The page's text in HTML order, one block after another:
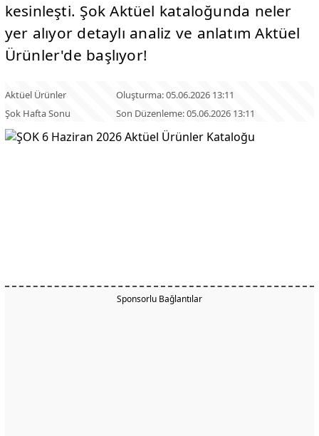
kesinleşti. Şok Aktüel kataloğunda neler
yer alıyor detaylı analiz ve anlatım Aktüel
Ürünler'de başlıyor!
Aktüel Ürünler
Şok Hafta Sonu
Oluşturma: 05.06.2026 13:11
Son Düzenleme: 05.06.2026 13:11
Sponsorlu Bağlantılar